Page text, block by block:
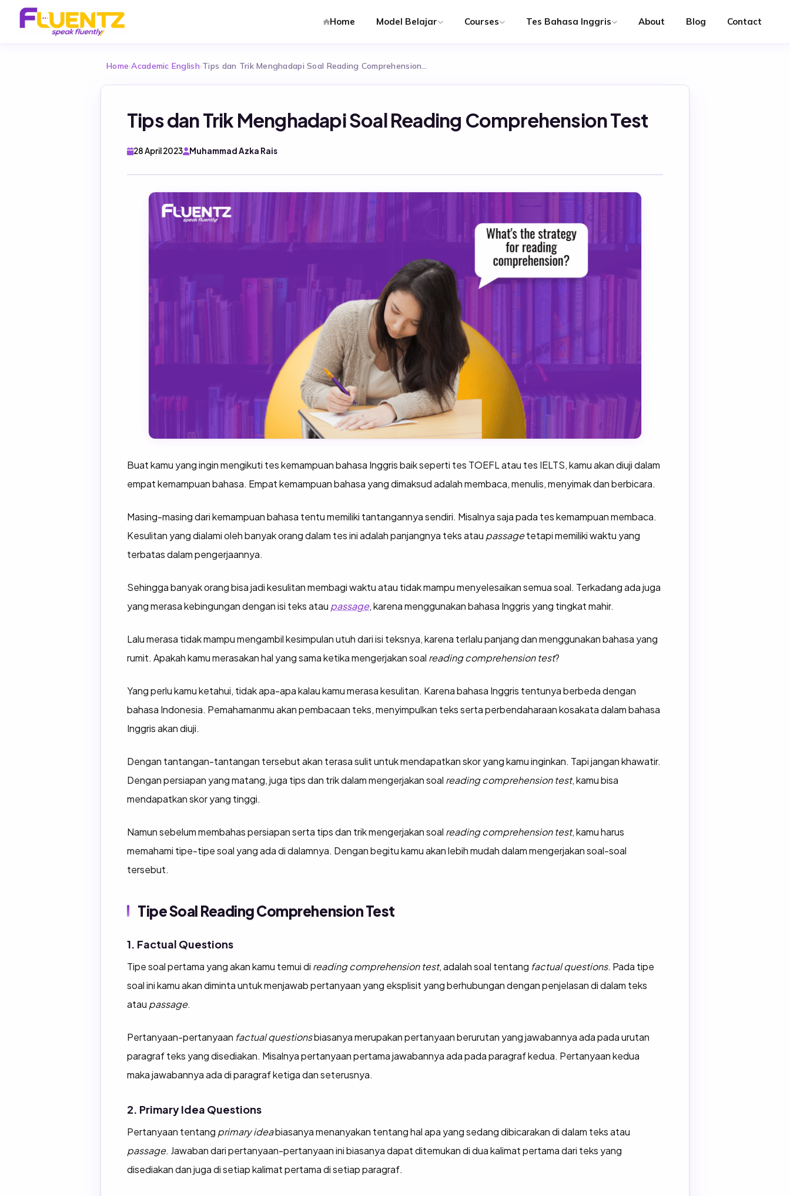
Home Model Belajar Courses Tes Bahasa Inggris About Blog Contact
Home›Academic English›Tips dan Trik Menghadapi Soal Reading Comprehension…
Tips dan Trik Menghadapi Soal Reading Comprehension Test
28 April 2023 Muhammad Azka Rais
Buat kamu yang ingin mengikuti tes kemampuan bahasa Inggris baik seperti tes TOEFL atau tes IELTS, kamu akan diuji dalam
empat kemampuan bahasa. Empat kemampuan bahasa yang dimaksud adalah membaca, menulis, menyimak dan berbicara.
Masing-masing dari kemampuan bahasa tentu memiliki tantangannya sendiri. Misalnya saja pada tes kemampuan membaca.
Kesulitan yang dialami oleh banyak orang dalam tes ini adalah panjangnya teks atau passagetetapi memiliki waktu yang
terbatas dalam pengerjaannya.
Sehingga banyak orang bisa jadi kesulitan membagi waktu atau tidak mampu menyelesaikan semua soal. Terkadang ada juga
yang merasa kebingungan dengan isi teks atau passage, karena menggunakan bahasa Inggris yang tingkat mahir.
Lalu merasa tidak mampu mengambil kesimpulan utuh dari isi teksnya, karena terlalu panjang dan menggunakan bahasa yang
rumit. Apakah kamu merasakan hal yang sama ketika mengerjakan soal reading comprehension test?
Yang perlu kamu ketahui, tidak apa-apa kalau kamu merasa kesulitan. Karena bahasa Inggris tentunya berbeda dengan
bahasa Indonesia. Pemahamanmu akan pembacaan teks, menyimpulkan teks serta perbendaharaan kosakata dalam bahasa
Inggris akan diuji.
Dengan tantangan-tantangan tersebut akan terasa sulit untuk mendapatkan skor yang kamu inginkan. Tapi jangan khawatir.
Dengan persiapan yang matang, juga tips dan trik dalam mengerjakan soal reading comprehension test, kamu bisa
mendapatkan skor yang tinggi.
Namun sebelum membahas persiapan serta tips dan trik mengerjakan soal reading comprehension test, kamu harus
memahami tipe-tipe soal yang ada di dalamnya. Dengan begitu kamu akan lebih mudah dalam mengerjakan soal-soal
tersebut.
Tipe Soal Reading Comprehension Test
1. Factual Questions
Tipe soal pertama yang akan kamu temui di reading comprehension test, adalah soal tentang factual questions. Pada tipe
soal ini kamu akan diminta untuk menjawab pertanyaan yang eksplisit yang berhubungan dengan penjelasan di dalam teks
atau passage.
Pertanyaan-pertanyaan factual questionsbiasanya merupakan pertanyaan berurutan yang jawabannya ada pada urutan
paragraf teks yang disediakan. Misalnya pertanyaan pertama jawabannya ada pada paragraf kedua. Pertanyaan kedua
maka jawabannya ada di paragraf ketiga dan seterusnya.
2. Primary Idea Questions
Pertanyaan tentang primary ideabiasanya menanyakan tentang hal apa yang sedang dibicarakan di dalam teks atau
passage. Jawaban dari pertanyaan-pertanyaan ini biasanya dapat ditemukan di dua kalimat pertama dari teks yang
disediakan dan juga di setiap kalimat pertama di setiap paragraf.